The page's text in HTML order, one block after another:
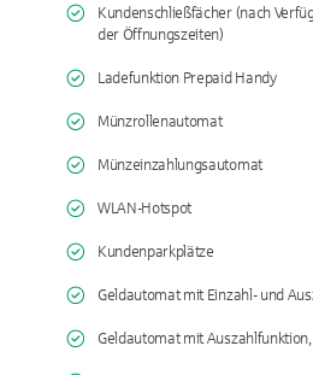
Kundenschließfächer (nach
der Öffnungszeiten)
Ladefunktion Prepaid Handy
Münzrollenautomat
Münzeinzahlungsautomat
WLAN-Hotspot
Kundenparkplätze
Geldautomat mit Einzahl- und
Geldautomat mit